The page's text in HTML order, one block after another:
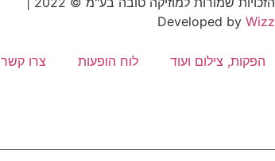
Developed byWizz
הפקות, צילום ועוד לוח הופעות צרו קשר